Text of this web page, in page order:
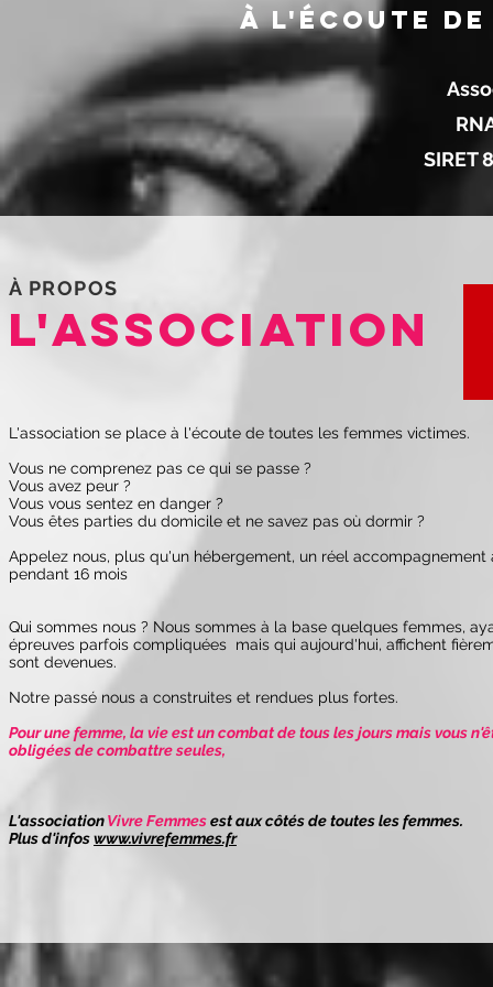
à l'écoute de
SIRET
À PROPOS
L'ASSOCIATION
L'association se place à l'écoute de toutes les femmes victimes.
Vous ne comprenez pas ce qui se passe ?
Vous avez peur ?
Vous vous sentez en danger ?
Vous êtes parties du domicile et ne savez pas où dormir ?
Appelez nous, plus qu'un hébergement, un réel accompagnement
pendant 16 mois
Qui sommes nous ? Nous sommes à la base quelques femmes,
épreuves parfois compliquées mais qui aujourd'hui, affichent
sont devenues.
Notre passé nous a construites et rendues plus fortes.
Pour une femme, la vie est un combat de tous les jours mais vous
obligées de combattre seules,
L'associationVivre Femmesest aux côtés de toutes les femmes.
Plus d'infoswww.vivrefemmes.fr